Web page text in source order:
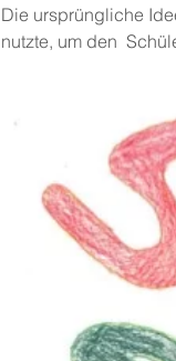
Die ursprüngliche
nutzte, um den